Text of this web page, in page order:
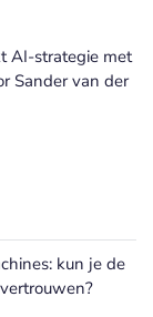
AI-strategie met
Sander van der
nieuws
kun je de